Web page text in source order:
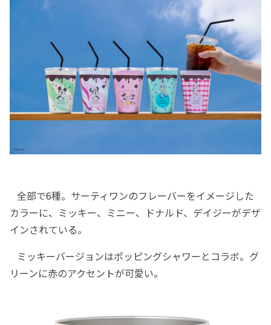
全部で6種。サーティワンのフレーバーをイメージした
カラーに、ミッキー、ミニー、ドナルド、デイジーがデザ
インされている。
ミッキーバージョンはポッピングシャワーとコラボ。グ
リーンに赤のアクセントが可愛い。